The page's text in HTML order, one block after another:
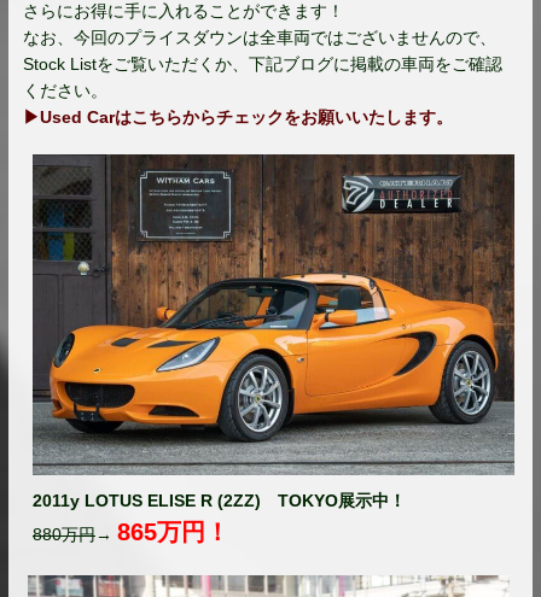
さらにお得に手に入れることができます！
なお、今回のプライスダウンは全車両ではございませんので、
Stock Listをご覧いただくか、下記ブログに掲載の車両をご確認
ください。
▶Used Carはこちらからチェックをお願いいたします。
2011y LOTUS ELISE R (2ZZ) TOKYO展示中！
880万円→ 865万円！